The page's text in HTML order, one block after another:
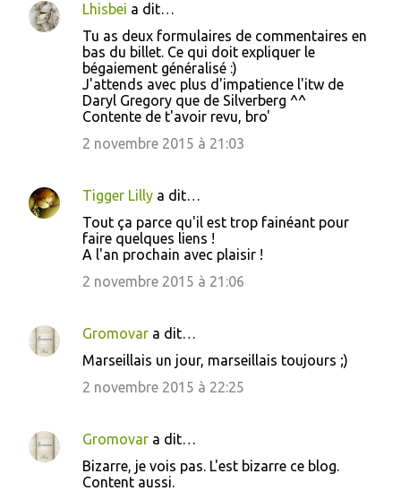
Lhisbei a dit…
Tu as deux formulaires de commentaires en
bas du billet. Ce qui doit expliquer le
bégaiement généralisé :)
J'attends avec plus d'impatience l'itw de
Daryl Gregory que de Silverberg ^^
Contente de t'avoir revu, bro'
2 novembre 2015 à 21:03
Tigger Lilly a dit…
Tout ça parce qu'il est trop fainéant pour
faire quelques liens !
A l'an prochain avec plaisir !
2 novembre 2015 à 21:06
Gromovar a dit…
Marseillais un jour, marseillais toujours ;)
2 novembre 2015 à 22:25
Gromovar a dit…
Bizarre, je vois pas. L'est bizarre ce blog.
Content aussi.